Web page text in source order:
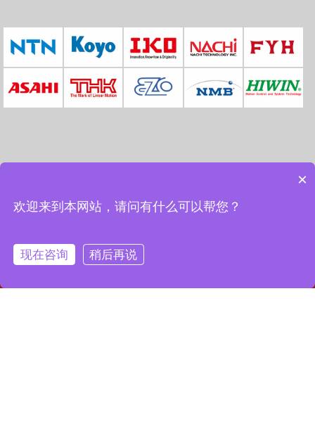
联系我们
×
欢迎来到本网站，请问有什么可以帮您？
现在咨询 稍后再说